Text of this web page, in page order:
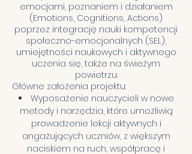
emocjami, poznaniem i działaniem
(Emotions, Cognitions, Actions)
poprzez integrację nauki kompetencji
społeczno-emocjonalnych (SEL),
umiejętności naukowych i aktywnego
uczenia się, także na świeżym
powietrzu.
Główne założenia projektu:
Wyposażenie nauczycieli w nowe
metody i narzędzia, które umożliwią
prowadzenie lekcji aktywnych i
angażujących uczniów, z większym
naciskiem na ruch, współpracę i